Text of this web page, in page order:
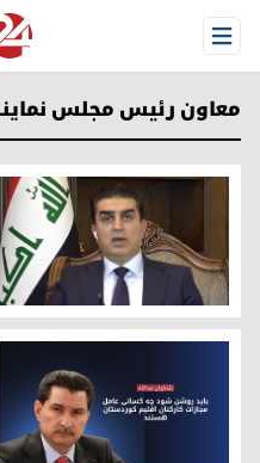
Open Menu
معاون رئیس مجلس
فرهاد اتروشی